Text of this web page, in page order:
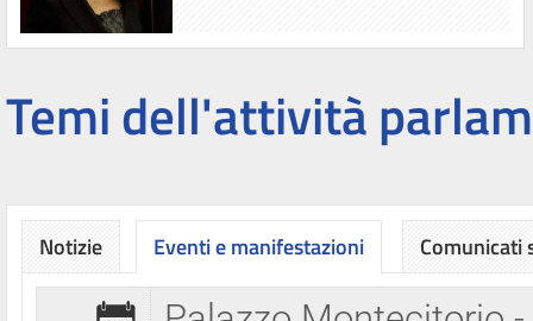
Temi dell'attività
Notizie Eventi e manifestazioni Comunicati